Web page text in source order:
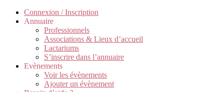
Connexion / Inscription
Annuaire
Professionnels
Associations & Lieux d’accueil
Lactariums
S’inscrire dans l’annuaire
Evènements
Voir les évènements
Ajouter un évènement